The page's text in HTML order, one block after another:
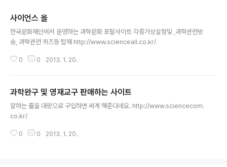
사이언스 올
한국문화재단에서 운영하는 과학문화 포탈사이트 각종가상실험및 ,과학관련방
송, 과학관련 퀴즈등 탑재 http://www.scienceall.co.kr/
0 0 2013. 1. 20.
과학완구 및 영재교구 판매하는 사이트
말하는 줄을 대량으로 구입하면 싸게 해준다네요. http://www.sciencecom.
co.kr/
0 0 2013. 1. 20.